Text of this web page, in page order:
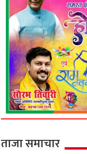
ताजा समाचार